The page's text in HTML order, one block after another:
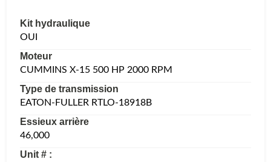
Kit hydraulique
OUI
Moteur
CUMMINS X-15 500 HP 2000 RPM
Type de transmission
EATON-FULLER RTLO-18918B
Essieux arrière
46,000
Unit # :